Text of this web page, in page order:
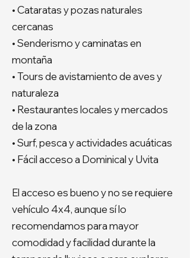
• Cataratas y pozas naturales
cercanas
• Senderismo y caminatas en
montaña
• Tours de avistamiento de aves y
naturaleza
• Restaurantes locales y mercados
de la zona
• Surf, pesca y actividades acuáticas
• Fácil acceso a Dominical y Uvita
El acceso es bueno y no se requiere
vehículo 4x4, aunque sí lo
recomendamos para mayor
comodidad y facilidad durante la